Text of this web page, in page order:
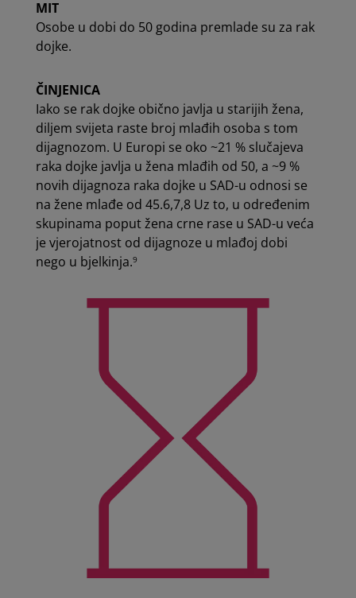
MIT
Osobe u dobi do 50 godina premlade su za rak
dojke.
ČINJENICA
Iako se rak dojke obično javlja u starijih žena,
diljem svijeta raste broj mlađih osoba s tom
dijagnozom. U Europi se oko ~21 % slučajeva
raka dojke javlja u žena mlađih od 50, a ~9 %
novih dijagnoza raka dojke u SAD-u odnosi se
na žene mlađe od 45.6,7,8 Uz to, u određenim
skupinama poput žena crne rase u SAD-u veća
je vjerojatnost od dijagnoze u mlađoj dobi
nego u bjelkinja.9